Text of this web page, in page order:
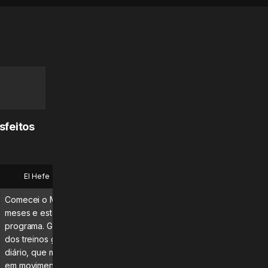
El Hefe
Comecei o MadMuscles há alguns
meses e estou adorando o
programa. Gosto especialmente
dos treinos guiados e do roteiro
diário, que me mantêm focado e
em movimento. Continuem com o